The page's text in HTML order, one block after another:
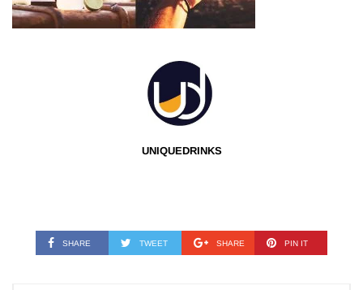
UNIQUEDRINKS
SHARE TWEET SHARE PIN IT